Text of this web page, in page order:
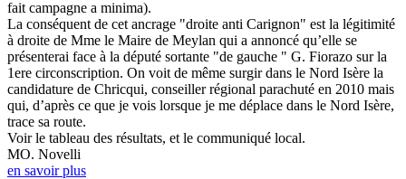
fait campagne a minima).
La conséquent de cet ancrage "droite anti Carignon" est la légitimité
à droite de Mme le Maire de Meylan qui a annoncé qu’elle se
présenterai face à la député sortante "de gauche " G. Fiorazo sur la
1ere circonscription. On voit de même surgir dans le Nord Isère la
candidature de Chricqui, conseiller régional parachuté en 2010 mais
qui, d’après ce que je vois lorsque je me déplace dans le Nord Isère,
trace sa route.
Voir le tableau des résultats, et le communiqué local.
MO. Novelli
en savoir plus